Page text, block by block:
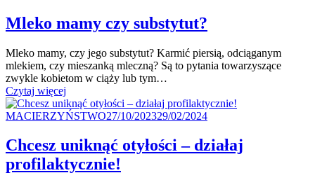
i wzmacnianie
Mleko mamy czy substytut?
Mleko mamy, czy jego substytut? Karmić piersią, odciąganym
mlekiem, czy mieszanką mleczną? Są to pytania towarzyszące
zwykle kobietom w ciąży lub tym…
Czytaj więcej
mamy
czy substytut?"
Kategoria
MACIERZYŃSTWOPosted
27/10/202329/02/2024
Chcesz uniknąć otyłości – działaj
profilaktycznie!